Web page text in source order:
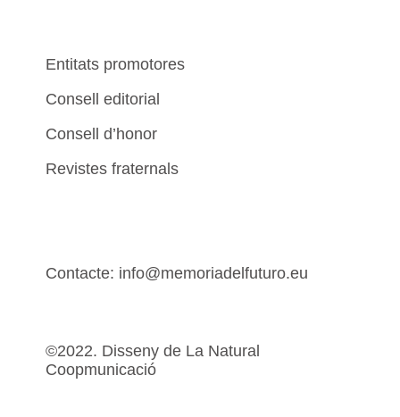
Entitats promotores
Consell editorial
Consell d’honor
Revistes fraternals
Contacte: info@memoriadelfuturo.eu
©2022. Disseny de La Natural
Coopmunicació